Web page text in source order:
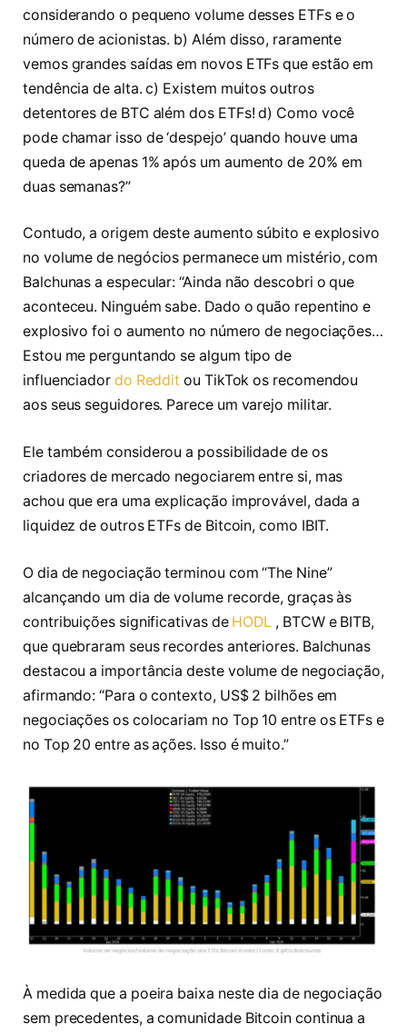
considerando o pequeno volume desses ETFs e o
número de acionistas. b) Além disso, raramente
vemos grandes saídas em novos ETFs que estão em
tendência de alta. c) Existem muitos outros
detentores de BTC além dos ETFs! d) Como você
pode chamar isso de ‘despejo’ quando houve uma
queda de apenas 1% após um aumento de 20% em
duas semanas?”
Contudo, a origem deste aumento súbito e explosivo
no volume de negócios permanece um mistério, com
Balchunas a especular: “Ainda não descobri o que
aconteceu. Ninguém sabe. Dado o quão repentino e
explosivo foi o aumento no número de negociações…
Estou me perguntando se algum tipo de
influenciador do Reddit ou TikTok os recomendou
aos seus seguidores. Parece um varejo militar.
Ele também considerou a possibilidade de os
criadores de mercado negociarem entre si, mas
achou que era uma explicação improvável, dada a
liquidez de outros ETFs de Bitcoin, como IBIT.
O dia de negociação terminou com “The Nine”
alcançando um dia de volume recorde, graças às
contribuições significativas de HODL , BTCW e BITB,
que quebraram seus recordes anteriores. Balchunas
destacou a importância deste volume de negociação,
afirmando: “Para o contexto, US$ 2 bilhões em
negociações os colocariam no Top 10 entre os ETFs e
no Top 20 entre as ações. Isso é muito.”
À medida que a poeira baixa neste dia de negociação
sem precedentes, a comunidade Bitcoin continua a